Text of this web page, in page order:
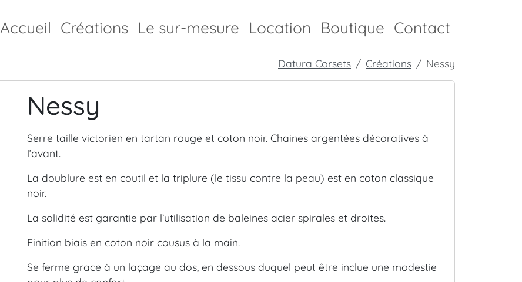
Accueil Créations Le sur-mesure Location Boutique Contact
Datura Corsets Créations Nessy
Nessy
Serre taille victorien en tartan rouge et coton noir. Chaines argentées décoratives à
l’avant.
La doublure est en coutil et la triplure (le tissu contre la peau) est en coton classique
noir.
La solidité est garantie par l’utilisation de baleines acier spirales et droites.
Finition biais en coton noir cousus à la main.
Se ferme grace à un laçage au dos, en dessous duquel peut être inclue une modestie